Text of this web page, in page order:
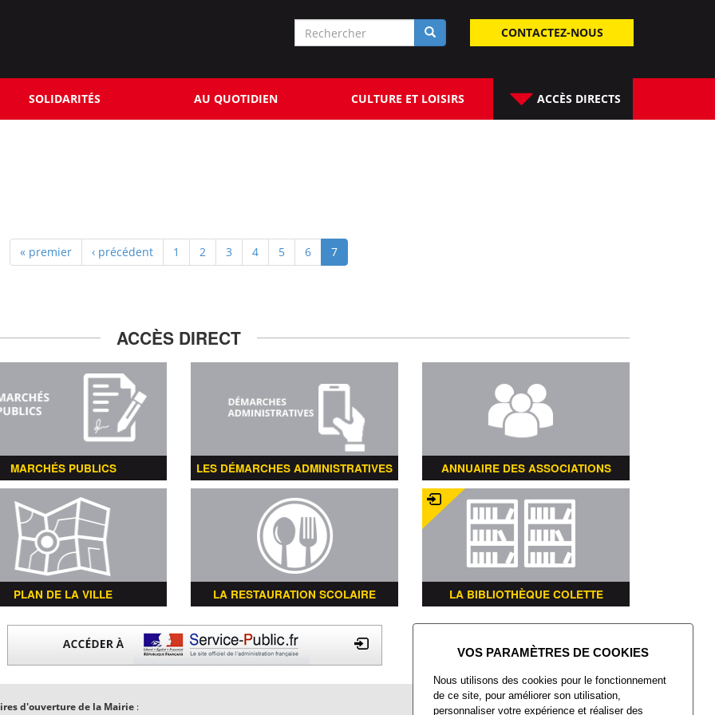
CONTACTEZ-NOUS
Formulaire
recherche
SOLIDARITÉS AU QUOTIDIEN CULTURE ET LOISIRS ACCÈS DIRECTS
« premier ‹ précédent 1 2 3 4 5 6 7
ACCÈS DIRECT
MARCHÉS PUBLICS LES DÉMARCHES ADMINISTRATIVES ANNUAIRE DES ASSOCIATIONS
PLAN DE LA VILLE LA RESTAURATION SCOLAIRE LA BIBLIOTHÈQUE COLETTE
d'ouverture de la Mairie:
Mairie de Villers-Saint-Paul
Nous utilisons des cookies pour le fonctionnement
de ce site, pour améliorer son utilisation,
personnaliser votre expérience et réaliser des